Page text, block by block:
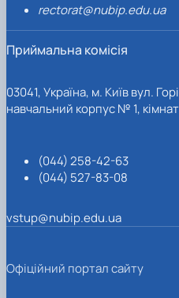
rectorat@nubip.edu.ua
Приймальна комісія
03041, Україна, м. Київ вул.
навчальний корпус № 1,
(044) 258-42-63
(044) 527-83-08
vstup@nubip.edu.ua
Офіційний портал сайту